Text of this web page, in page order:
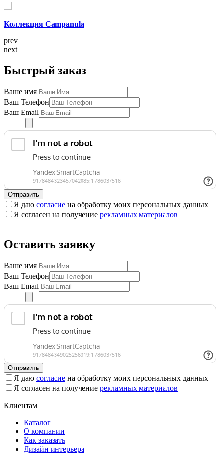
Коллекция Campanula
prev
next
Быстрый заказ
Ваше имя
Ваш Телефон
Ваш Email
Отправить
Я даю согласие на обработку моих персональных данных
Я согласен на получение рекламных материалов
Оставить заявку
Ваше имя
Ваш Телефон
Ваш Email
Отправить
Я даю согласие на обработку моих персональных данных
Я согласен на получение рекламных материалов
Клиентам
Каталог
О компании
Как заказать
Дизайн интерьера